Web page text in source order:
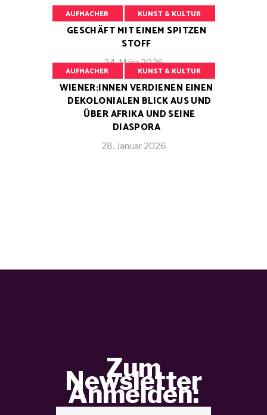
AUFMACHER KUNST & KULTUR
GESCHÄFT MIT EINEM SPITZEN
STOFF
24. März 2026
AUFMACHER KUNST & KULTUR
WIENER:INNEN VERDIENEN EINEN
DEKOLONIALEN BLICK AUS UND
ÜBER AFRIKA UND SEINE
DIASPORA
28. Januar 2026
Zum
Newsletter
Anmelden: